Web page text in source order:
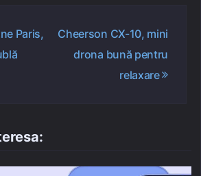
Paris,
Cheerson CX-10, mini
drona bună pentru
relaxare